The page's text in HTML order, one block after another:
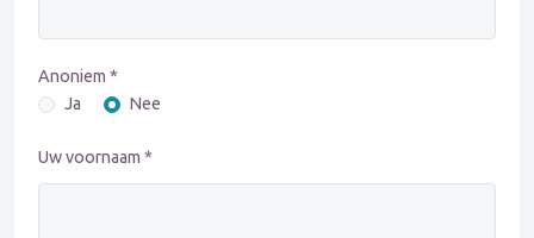
Anoniem *
Ja
Nee
Uw voornaam *